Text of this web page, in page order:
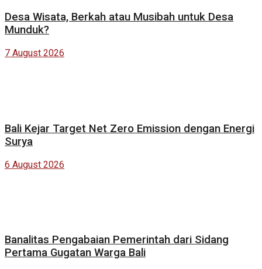
Desa Wisata, Berkah atau Musibah untuk Desa
Munduk?
7 August 2026
Bali Kejar Target Net Zero Emission dengan Energi
Surya
6 August 2026
Banalitas Pengabaian Pemerintah dari Sidang
Pertama Gugatan Warga Bali